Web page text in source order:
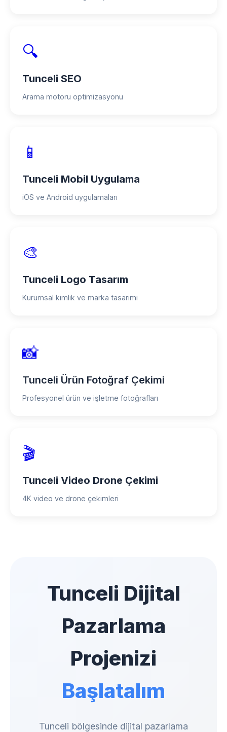
🔍
Tunceli SEO
Arama motoru optimizasyonu
📱
Tunceli Mobil Uygulama
iOS ve Android uygulamaları
🎨
Tunceli Logo Tasarım
Kurumsal kimlik ve marka tasarımı
📸
Tunceli Ürün Fotoğraf Çekimi
Profesyonel ürün ve işletme fotoğrafları
🎬
Tunceli Video Drone Çekimi
4K video ve drone çekimleri
Tunceli Dijital
Pazarlama
Projenizi
Başlatalım
Tunceli bölgesinde dijital pazarlama